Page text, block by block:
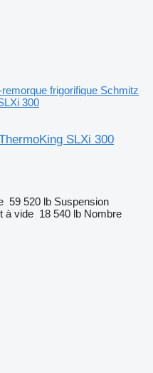
frigorifique Schmitz
300
SLXi 300
59 520 lb Suspension
à vide 18 540 lb Nombre